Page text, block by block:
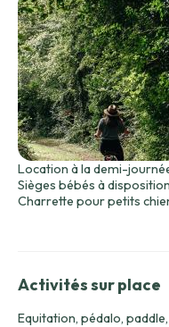
Location à la demi-
Sièges bébés à
Charrette pour petits
Activités sur place
Equitation, pédalo,